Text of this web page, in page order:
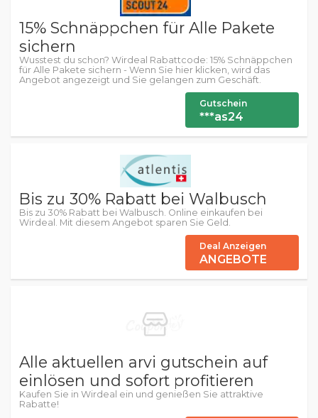
15% Schnäppchen für Alle Pakete
sichern
Wusstest du schon? Wirdeal Rabattcode: 15% Schnäppchen
für Alle Pakete sichern - Wenn Sie hier klicken, wird das
Angebot angezeigt und Sie gelangen zum Geschäft.
Gutschein
***as24
Bis zu 30% Rabatt bei Walbusch
Bis zu 30% Rabatt bei Walbusch. Online einkaufen bei
Wirdeal. Mit diesem Angebot sparen Sie Geld.
Deal Anzeigen
ANGEBOTE
Alle aktuellen arvi gutschein auf
einlösen und sofort profitieren
Kaufen Sie in Wirdeal ein und genießen Sie attraktive
Rabatte!